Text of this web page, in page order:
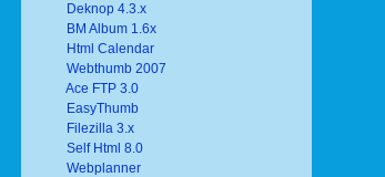
Deknop 4.3.x
BM Album 1.6x
Html Calendar
Webthumb 2007
Ace FTP 3.0
EasyThumb
Filezilla 3.x
Self Html 8.0
Webplanner